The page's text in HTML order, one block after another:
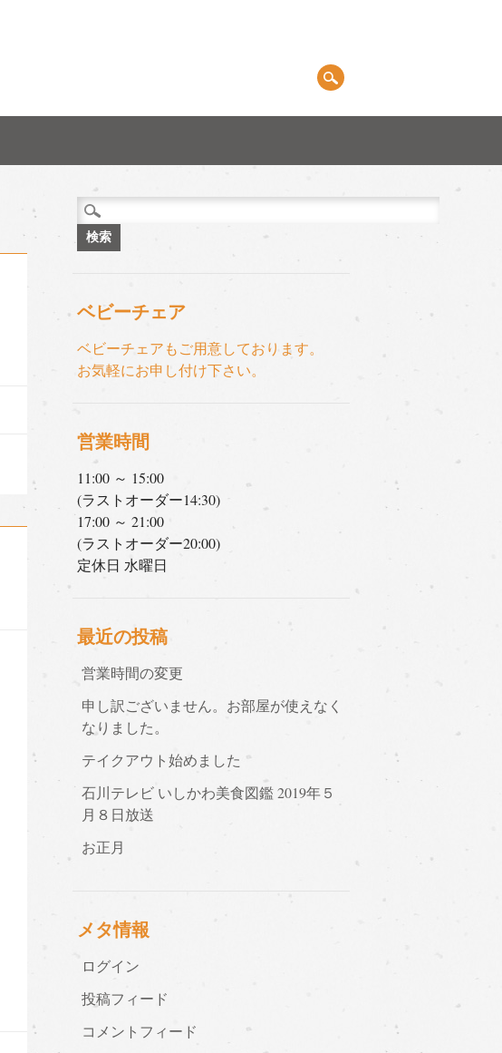
検
索:
ベビーチェア
ベビーチェアもご用意しております。
お気軽にお申し付け下さい。
営業時間
11:00 ～ 15:00
(ラストオーダー14:30)
17:00 ～ 21:00
(ラストオーダー20:00)
定休日 水曜日
最近の投稿
営業時間の変更
申し訳ございません。お部屋が使えなく
なりました。
テイクアウト始めました
石川テレビ いしかわ美食図鑑 2019年５
月８日放送
お正月
メタ情報
ログイン
投稿フィード
コメントフィード